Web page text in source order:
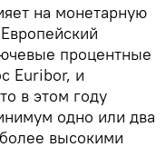
на монетарную
процентные
Euribor, и
в этом году
одно или два
высокими